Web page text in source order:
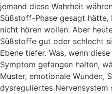
jemand diese Wahrheit
Süßstoff-Phase gesagt
nicht hören wollen. Aber
Süßstoffe gut oder schlecht
Ebene tiefer. Was, wenn
Symptom gefangen halten,
Muster, emotionale Wunden,
dysreguliertes Nervensystem